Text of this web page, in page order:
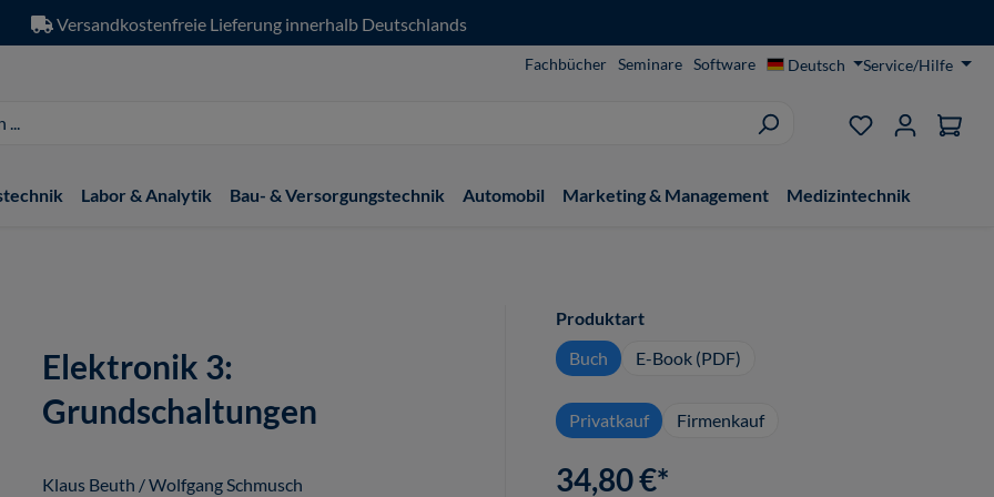
Versandkostenfreie Lieferung innerhalb Deutschlands
Fachbücher Seminare Software Deutsch Service/Hilfe
Du hast 0
Labor & Analytik Bau- & Versorgungstechnik Automobil Marketing & Management Medizintechnik
Elektronik 3:
Grundschaltungen
Klaus Beuth / Wolfgang Schmusch
Produktartauswählen
Buch
E-Book (PDF)
Privatkauf Firmenkauf
34,80 €*